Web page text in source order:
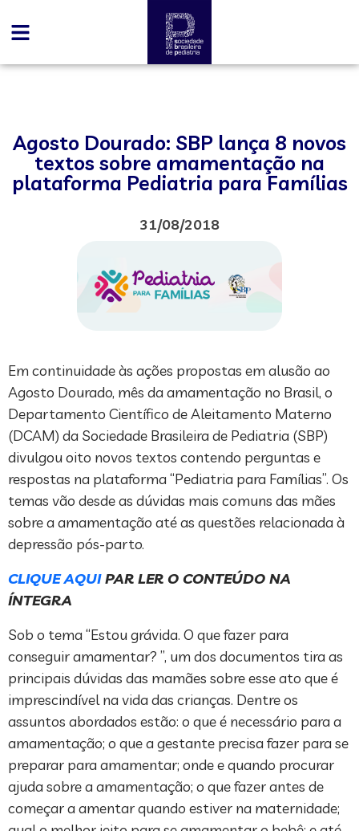
Agosto Dourado: SBP lança 8 novos
textos sobre amamentação na
plataforma Pediatria para Famílias
31/08/2018
Em continuidade às ações propostas em alusão ao
Agosto Dourado, mês da amamentação no Brasil, o
Departamento Científico de Aleitamento Materno
(DCAM) da Sociedade Brasileira de Pediatria (SBP)
divulgou oito novos textos contendo perguntas e
respostas na plataforma “Pediatria para Famílias”. Os
temas vão desde as dúvidas mais comuns das mães
sobre a amamentação até as questões relacionada à
depressão pós-parto.
CLIQUE AQUIPAR LER O CONTEÚDO NA
ÍNTEGRA
Sob o tema “Estou grávida. O que fazer para
conseguir amamentar? ”, um dos documentos tira as
principais dúvidas das mamães sobre esse ato que é
imprescindível na vida das crianças. Dentre os
assuntos abordados estão: o que é necessário para a
amamentação; o que a gestante precisa fazer para se
preparar para amamentar; onde e quando procurar
ajuda sobre a amamentação; o que fazer antes de
começar a amentar quando estiver na maternidade;